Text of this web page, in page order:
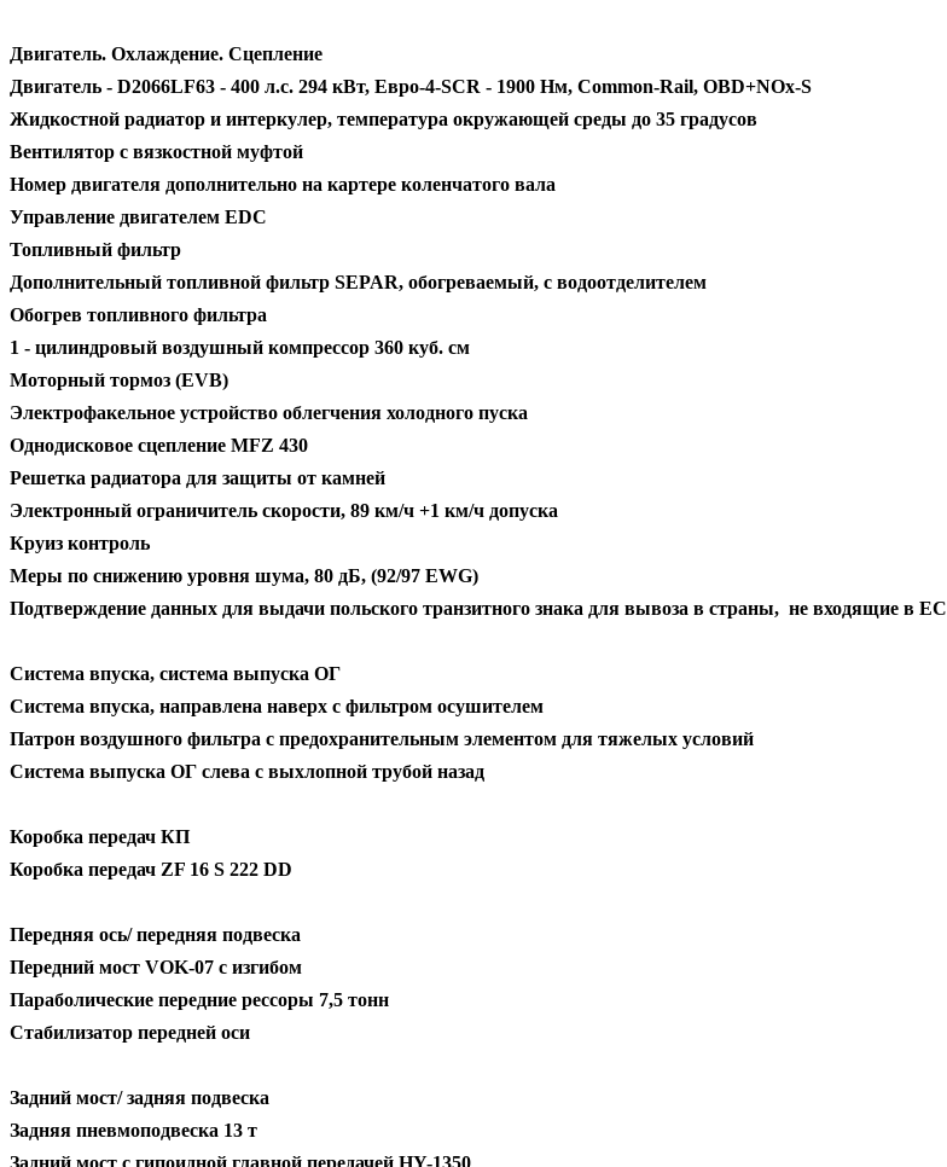
Двигатель. Охлаждение. Сцепление
Двигатель - D2066LF63 - 400 л.с. 294 кВт, Евро-4-SCR - 1900 Нм, Common-Rail, OBD+NOx-S
Жидкостной радиатор и интеркулер, температура окружающей среды до 35 градусов
Вентилятор с вязкостной муфтой
Номер двигателя дополнительно на картере коленчатого вала
Управление двигателем EDC
Топливный фильтр
Дополнительный топливной фильтр SEPAR, обогреваемый, с водоотделителем
Обогрев топливного фильтра
1 - цилиндровый воздушный компрессор 360 куб. см
Моторный тормоз (EVB)
Электрофакельное устройство облегчения холодного пуска
Однодисковое сцепление MFZ 430
Решетка радиатора для защиты от камней
Электронный ограничитель скорости, 89 км/ч +1 км/ч допуска
Круиз контроль
Меры по снижению уровня шума, 80 дБ, (92/97 EWG)
Подтверждение данных для выдачи польского транзитного знака для вывоза в страны, не входящие в ЕС
Система впуска, система выпуска ОГ
Система впуска, направлена наверх с фильтром осушителем
Патрон воздушного фильтра с предохранительным элементом для тяжелых условий
Система выпуска ОГ слева с выхлопной трубой назад
Коробка передач КП
Коробка передач ZF 16 S 222 DD
Передняя ось/ передняя подвеска
Передний мост VOK-07 с изгибом
Параболические передние рессоры 7,5 тонн
Стабилизатор передней оси
Задний мост/ задняя подвеска
Задняя пневмоподвеска 13 т
Задний мост с гипоидной главной передачей HY-1350